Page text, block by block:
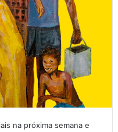
na próxima semana e